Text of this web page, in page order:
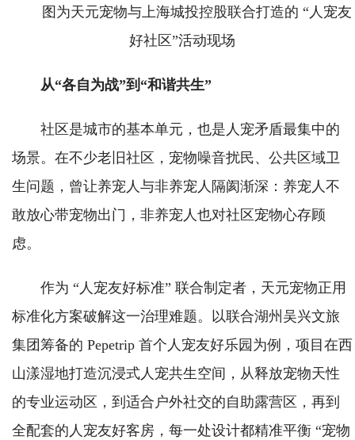
图为天元宠物与上海城投控股联合打造的 “人宠友
好社区”活动现场
从“各自为战”到“和谐共生”
社区是城市的基本单元，也是人宠矛盾最集中的
场景。在不少老旧社区，宠物噪音扰民、公共区域卫
生问题，曾让养宠人与非养宠人隔阂渐深：养宠人不
敢放心带宠物出门，非养宠人也对社区宠物心存顾
虑。
作为 “人宠友好标准” 联合制定者，天元宠物正用
标准化方案破解这一治理难题。以联合湖州吴兴文旅
集团筹备的 Pepetrip 首个人宠友好乐园为例，项目在西
山漾湿地打造沉浸式人宠共生空间，从释放宠物天性
的专业运动区，到适合户外社交的自助露营区，再到
全配套的人宠友好客房，每一处设计都精准平衡 “宠物